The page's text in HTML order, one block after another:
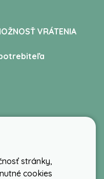
VRÁTENIA
stránky,
cookies